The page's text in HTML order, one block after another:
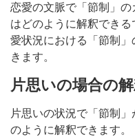
恋愛の文脈で「節制」
はどのように解釈でき
愛状況における「節制
きます。
片思いの場合の
片思いの状況で「節制
のように解釈できます。